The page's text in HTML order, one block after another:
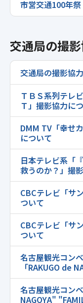
市営交通100年祭
交通局の撮
交通局の撮影協
ＴＢＳ系列テレ
Ｔ」撮影協力に
DMM TV「幸せ
について
日本テレビ系「
救うのか？」撮
CBCテレビ「サ
ついて
CBCテレビ「サ
ついて
名古屋観光コン
「RAKUGO de
名古屋観光コン
NAGOYA"